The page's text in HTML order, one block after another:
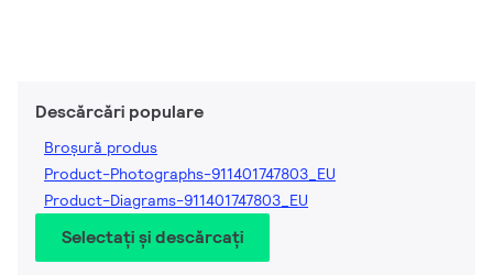
Descărcări populare
Broșură produs
Product-Photographs-911401747803_EU
Product-Diagrams-911401747803_EU
Selectați și descărcați